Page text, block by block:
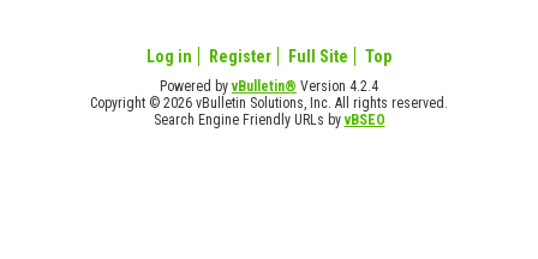
Log in Register Full Site Top
Powered byvBulletin® Version 4.2.4
Copyright © 2026 vBulletin Solutions, Inc. All rights reserved.
Search Engine Friendly URLs byvBSEO